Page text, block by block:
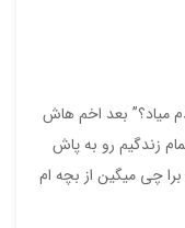
میاد؟” بعد اخم هاش
زندگیم رو به پاش
چی میگین از بچه ام